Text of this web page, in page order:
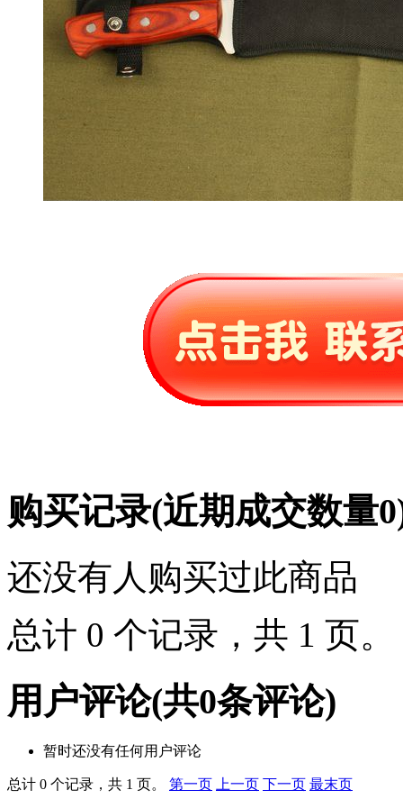
购买记录(近期成交数量0
还没有人购买过此商品
总计 0 个记录，共 1 页。
用户评论(共0条评论)
暂时还没有任何用户评论
总计 0 个记录，共 1 页。 第一页 上一页 下一页 最末页